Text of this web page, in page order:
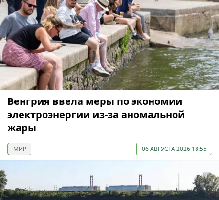
Венгрия ввела меры по экономии
электроэнергии из-за аномальной
жары
МИР 06 АВГУСТА 2026 18:55